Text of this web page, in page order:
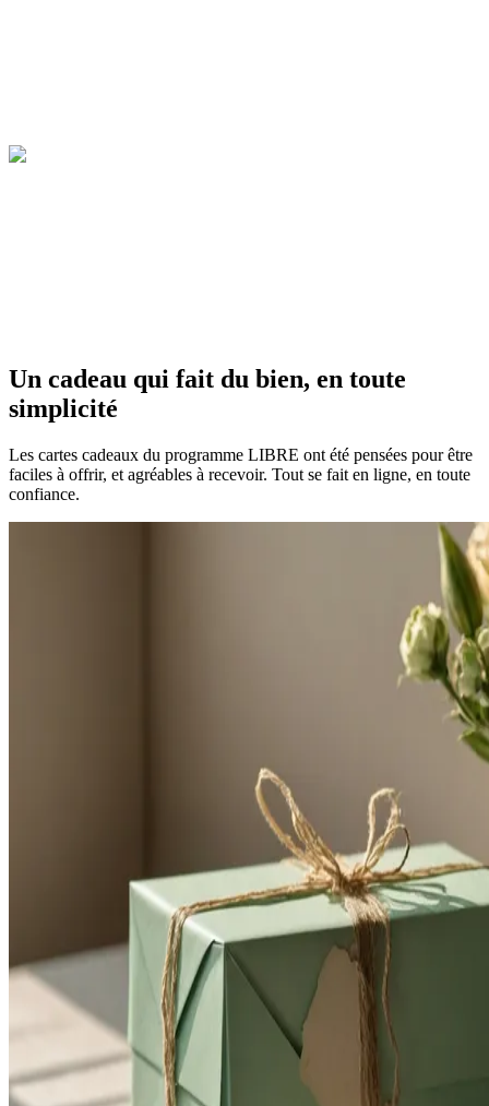
Un cadeau qui fait du bien, en toute
simplicité
Les cartes cadeaux du programme LIBRE ont été pensées pour être
faciles à offrir, et agréables à recevoir. Tout se fait en ligne, en toute
confiance.